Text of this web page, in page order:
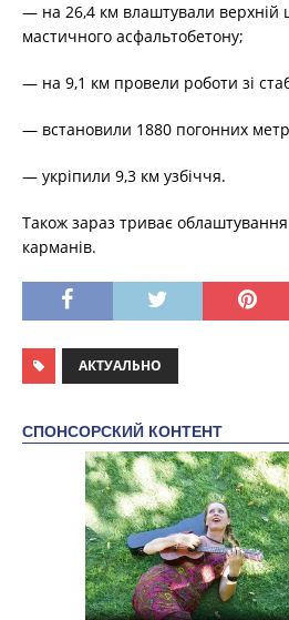
— на 26,4 км влаштували
мастичного асфальтобетону;
— на 9,1 км провели роботи зі
— встановили 1880 погонних
— укріпили 9,3 км узбіччя.
Також зараз триває облаштування
карманів.
АКТУАЛЬНО